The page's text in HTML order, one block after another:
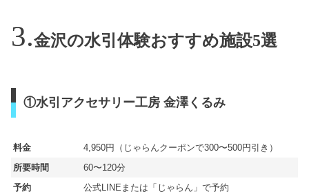
金沢の水引体験おすすめ施設5選
①水引アクセサリー工房 金澤くるみ
料金
4,950円（じゃらんクーポンで300〜500円引き）
所要時間
60〜120分
予約
公式LINEまたは「じゃらん」で予約